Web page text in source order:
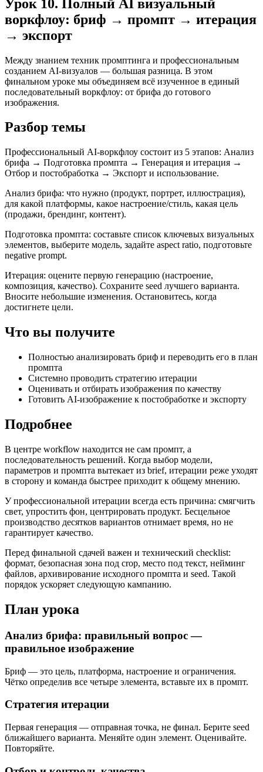
Урок 10. Полный AI визуальный
воркфлоу: бриф → промпт → итерация
→ экспорт
Между знанием техник промптинга и профессиональным
созданием AI-визуалов — большая разница. В этом
финальном уроке мы объединяем всё изученное в единый
последовательный воркфлоу: от брифа до готового
изображения.
Разбор темы
Профессиональный AI-воркфлоу состоит из 5 этапов: Анализ
брифа → Подготовка промпта → Генерация и итерация →
Отбор и постобработка → Экспорт и использование.
Анализ брифа: что нужно (продукт, портрет, иллюстрация),
для какой платформы, какое настроение/стиль, какая цель
(продажи, брендинг, контент).
Подготовка промпта: составьте список ключевых визуальных
элементов, выберите модель, задайте aspect ratio, подготовьте
negative prompt.
Итерация: оцените первую генерацию (настроение,
композиция, качество). Сохраните seed лучшего варианта.
Вносите небольшие изменения. Остановитесь, когда
достигнете цели.
Что вы получите
Полностью анализировать бриф и переводить его в план
промпта
Системно проводить стратегию итерации
Оценивать и отбирать изображения по качеству
Готовить AI-изображение к постобработке и экспорту
Подробнее
В центре workflow находится не сам промпт, а
последовательность решений. Когда выбор модели,
параметров и промпта вытекает из brief, итерации реже уходят
в сторону и команда быстрее приходит к общему мнению.
У профессиональной итерации всегда есть причина: смягчить
свет, упростить фон, центрировать продукт. Бесцельное
производство десятков вариантов отнимает время, но не
гарантирует качество.
Перед финальной сдачей важен и технический checklist:
формат, безопасная зона под crop, место под текст, нейминг
файлов, архивирование исходного промпта и seed. Такой
порядок ускоряет следующую кампанию.
План урока
Анализ брифа: правильный вопрос —
правильное изображение
Бриф — это цель, платформа, настроение и ограничения.
Чётко определив все четыре элемента, вставьте их в промпт.
Стратегия итерации
Первая генерация — отправная точка, не финал. Берите seed
ближайшего варианта. Меняйте один элемент. Оценивайте.
Повторяйте.